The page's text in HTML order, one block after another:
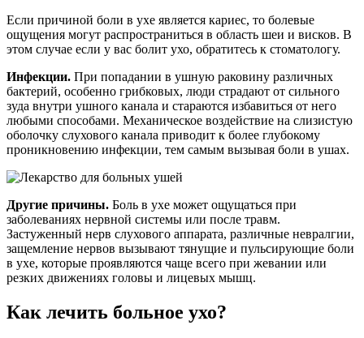
Если причиной боли в ухе является кариес, то болевые
ощущения могут распространиться в область шеи и висков. В
этом случае если у вас болит ухо, обратитесь к стоматологу.
Инфекции. При попадании в ушную раковину различных
бактерий, особенно грибковых, люди страдают от сильного
зуда внутри ушного канала и стараются избавиться от него
любыми способами. Механическое воздействие на слизистую
оболочку слухового канала приводит к более глубокому
проникновению инфекции, тем самым вызывая боли в ушах.
Другие причины. Боль в ухе может ощущаться при
заболеваниях нервной системы или после травм.
Застуженный нерв слухового аппарата, различные невралгии,
защемление нервов вызывают тянущие и пульсирующие боли
в ухе, которые проявляются чаще всего при жевании или
резких движениях головы и лицевых мышц.
Как лечить больное ухо?